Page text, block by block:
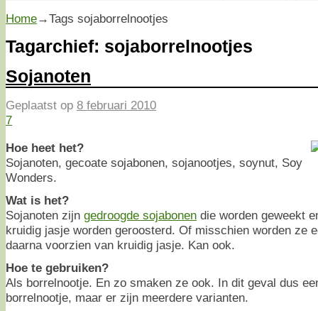
Home→Tags sojaborrelnootjes
Tagarchief: sojaborrelnootjes
Sojanoten
Geplaatst op 8 februari 2010
7
Hoe heet het?
Sojanoten, gecoate sojabonen, sojanootjes, soynut, Soy
Wonders.
Wat is het?
Sojanoten zijn gedroogde sojabonen die worden geweekt
kruidig jasje worden geroosterd. Of misschien worden ze
daarna voorzien van kruidig jasje. Kan ook.
Hoe te gebruiken?
Als borrelnootje. En zo smaken ze ook. In dit geval dus
borrelnootje, maar er zijn meerdere varianten.